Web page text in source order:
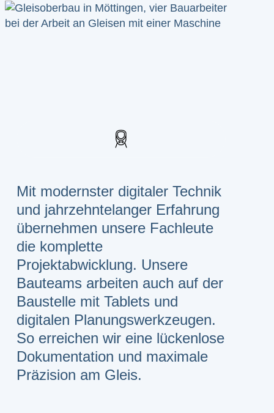
Mit modernster digitaler Technik
und jahrzehntelanger Erfahrung
übernehmen unsere Fachleute
die komplette
Projektabwicklung. Unsere
Bauteams arbeiten auch auf der
Baustelle mit Tablets und
digitalen Planungs­werkzeugen.
So erreichen wir eine lückenlose
Dokumentation und maximale
Präzision am Gleis.